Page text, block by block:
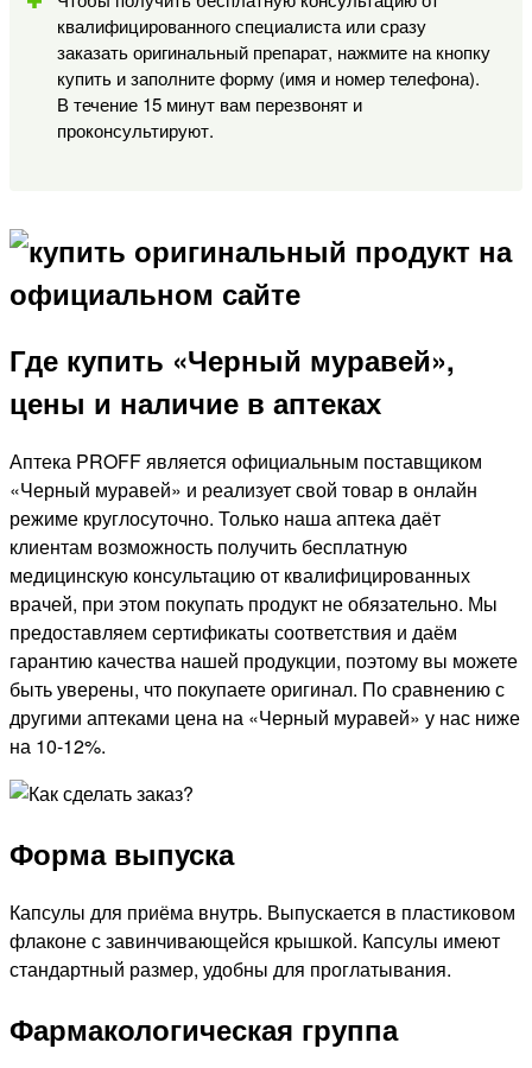
квалифицированного специалиста или сразу
заказать оригинальный препарат, нажмите на кнопку
купить и заполните форму (имя и номер телефона).
В течение 15 минут вам перезвонят и
проконсультируют.
Где купить «Черный муравей»,
цены и наличие в аптеках
Аптека PROFF является официальным поставщиком
«Черный муравей» и реализует свой товар в онлайн
режиме круглосуточно. Только наша аптека даёт
клиентам возможность получить бесплатную
медицинскую консультацию от квалифицированных
врачей, при этом покупать продукт не обязательно. Мы
предоставляем сертификаты соответствия и даём
гарантию качества нашей продукции, поэтому вы можете
быть уверены, что покупаете оригинал. По сравнению с
другими аптеками цена на «Черный муравей» у нас ниже
на 10-12%.
Форма выпуска
Капсулы для приёма внутрь. Выпускается в пластиковом
флаконе с завинчивающейся крышкой. Капсулы имеют
стандартный размер, удобны для проглатывания.
Фармакологическая группа